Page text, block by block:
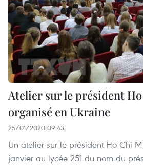
Atelier sur le président
organisé en Ukraine
25/01/2020 09:43
Un atelier sur le président Ho Chi
janvier au lycée 251 du nom du